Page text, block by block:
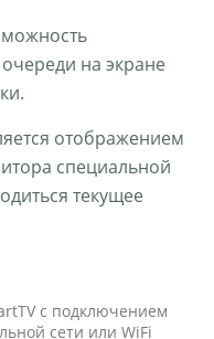
на экране
отображением
специальной
текущее
с подключением
сети или WiFi